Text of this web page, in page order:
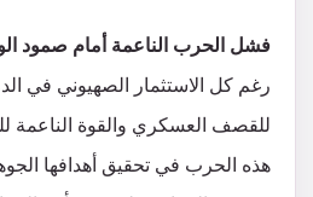
فشل الحرب الناعمة أمام صمود
رغم كل الاستثمار الصهيوني في
للقصف العسكري والقوة الناعمة
هذه الحرب في تحقيق أهدافها